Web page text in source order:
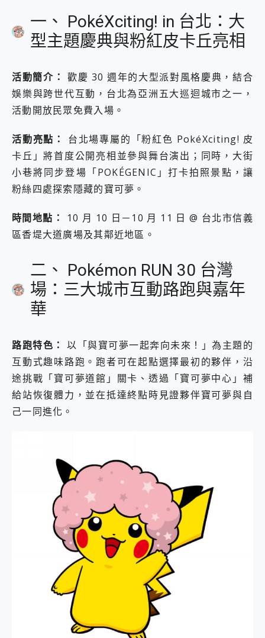
一、 PokéXciting! in 台北：大
型主題慶典與粉紅皮卡丘亮相
活動簡介： 歡慶 30 週年的大型派對風格慶典，結合
娛樂與跨世代互動，台北為亞洲五大巡迴城市之一，
活動開放民眾免費入場。
活動亮點：
台北場專屬的「粉紅色 PokéXciting! 皮
卡丘」將首度公開亮相並參與舞台演出；同時，大街
小巷將同步登場「POKÉGENIC」打卡拍照景點，讓
粉絲四處探索隱藏的寶可夢。
時間地點：
10 月 10 日－10 月 11 日 @ 台北市信義
區香堤大道廣場及其鄰近地區。
二、 Pokémon RUN 30 台灣
場：三大城市互動路跑與嘉年
華
路跑特色： 以「與寶可夢一起奔向未來！」為主題的
互動式趣味路跑。跑者可在起點選擇最初的夥伴，沿
途挑戰「寶可夢道館」關卡、透過「寶可夢中心」補
給站恢復體力，並在抵達終點時見證夥伴寶可夢與自
己一同進化。